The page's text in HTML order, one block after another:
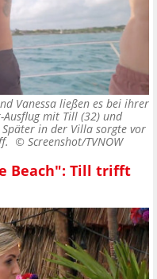
Vanessa ließen es bei ihrer
Ausflug mit Till (32) und
in der Villa sorgte vor
© Screenshot/TVNOW
Beach": Till trifft